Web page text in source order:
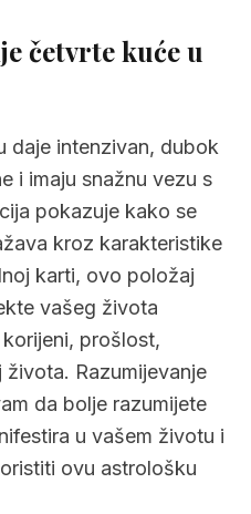
četvrte kuće u
daje intenzivan, dubok
i imaju snažnu vezu s
pokazuje kako se
kroz karakteristike
karti, ovo položaj
vašeg života
prošlost,
Razumijevanje
da bolje razumijete
u vašem životu i
ovu astrološku